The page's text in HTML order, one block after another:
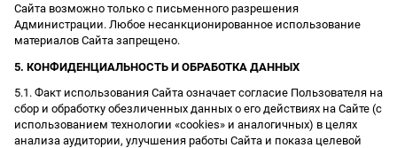
Сайта возможно только с письменного разрешения
Администрации. Любое несанкционированное использование
материалов Сайта запрещено.
5. КОНФИДЕНЦИАЛЬНОСТЬ И ОБРАБОТКА ДАННЫХ
5.1. Факт использования Сайта означает согласие Пользователя на
сбор и обработку обезличенных данных о его действиях на Сайте (с
использованием технологии «cookies» и аналогичных) в целях
анализа аудитории, улучшения работы Сайта и показа целевой